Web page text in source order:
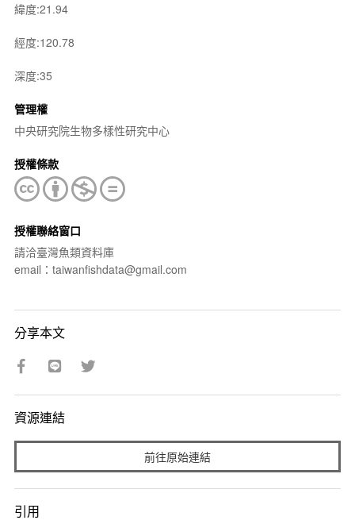
緯度:21.94
經度:120.78
深度:35
管理權
中央研究院生物多樣性研究中心
授權條款
授權聯絡窗口
請洽臺灣魚類資料庫
email：taiwanfishdata@gmail.com
分享本文
資源連結
前往原始連結
引用